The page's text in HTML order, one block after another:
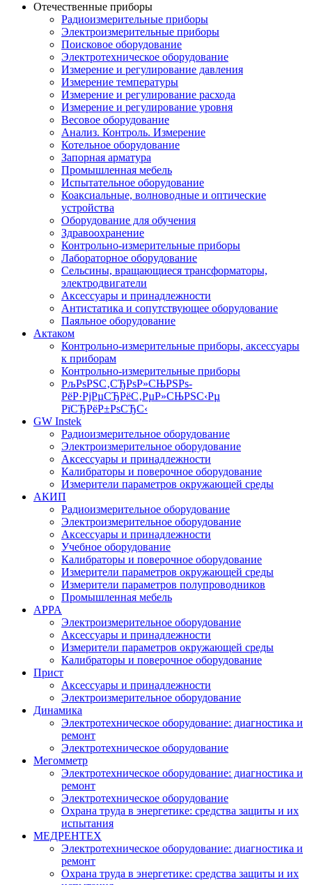
Отечественные приборы
Радиоизмерительные приборы
Электроизмерительные приборы
Поисковое оборудование
Электротехническое оборудование
Измерение и регулирование давления
Измерение температуры
Измерение и регулирование расхода
Измерение и регулирование уровня
Весовое оборудование
Анализ. Контроль. Измерение
Котельное оборудование
Запорная арматура
Промышленная мебель
Испытательное оборудование
Коаксиальные, волноводные и оптические
устройства
Оборудование для обучения
Здравоохранение
Контрольно-измерительные приборы
Лабораторное оборудование
Сельсины, вращающиеся трансформаторы,
электродвигатели
Аксессуары и принадлежности
Антистатика и сопутствующее оборудование
Паяльное оборудование
Актаком
Контрольно-измерительные приборы, аксессуары
к приборам
Контрольно-измерительные приборы
РљРѕРЅС‚СЂРѕР»СЊРЅРѕ-
РёР·РјРµСЂРёС‚РµР»СЊРЅС‹Рµ
РїСЂРёР±РѕСЂС‹
GW Instek
Радиоизмерительное оборудование
Электроизмерительное оборудование
Аксессуары и принадлежности
Калибраторы и поверочное оборудование
Измерители параметров окружающей среды
АКИП
Радиоизмерительное оборудование
Электроизмерительное оборудование
Аксессуары и принадлежности
Учебное оборудование
Калибраторы и поверочное оборудование
Измерители параметров окружающей среды
Измерители параметров полупроводников
Промышленная мебель
APPA
Электроизмерительное оборудование
Аксессуары и принадлежности
Измерители параметров окружающей среды
Калибраторы и поверочное оборудование
Прист
Аксессуары и принадлежности
Электроизмерительное оборудование
Динамика
Электротехническое оборудование: диагностика и
ремонт
Электротехническое оборудование
Мегомметр
Электротехническое оборудование: диагностика и
ремонт
Электротехническое оборудование
Охрана труда в энергетике: средства защиты и их
испытания
МЕДРЕНТЕХ
Электротехническое оборудование: диагностика и
ремонт
Охрана труда в энергетике: средства защиты и их